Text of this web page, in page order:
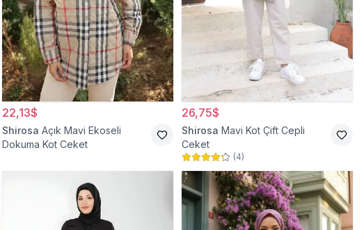
22,13$
Shirosa Açık Mavi Ekoseli
Dokuma Kot Ceket
26,75$
Shirosa Mavi Kot Çift Cepli
Ceket
(4)